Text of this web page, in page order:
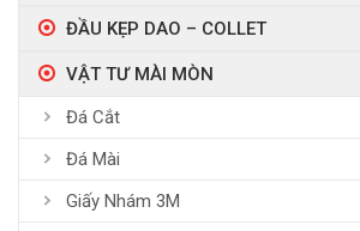
ĐẦU KẸP DAO – COLLET
VẬT TƯ MÀI MÒN
Đá Cắt
Đá Mài
Giấy Nhám 3M